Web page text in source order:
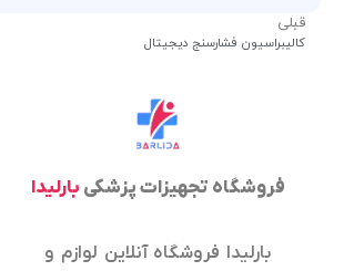
قبلی
کالیبراسیون فشارسنج دیجیتال
فروشگاه تجهیزات پزشکی بارلیدا
بارلیدا فروشگاه آنلاین لوازم و